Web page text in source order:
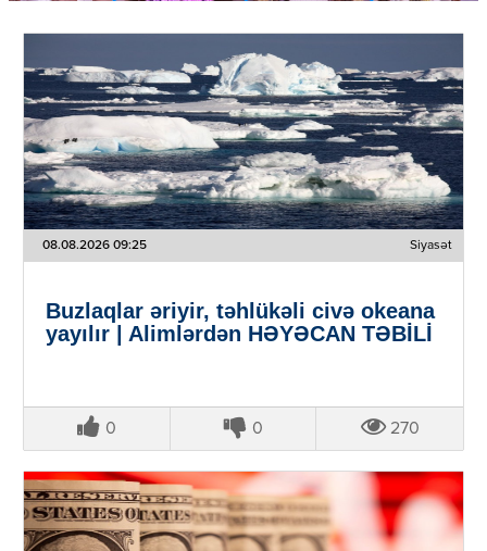
08.08.2026 09:25 Siyasət
Buzlaqlar əriyir, təhlükəli civə okeana
yayılır | Alimlərdən HƏYƏCAN TƏBİLİ
0 0 270